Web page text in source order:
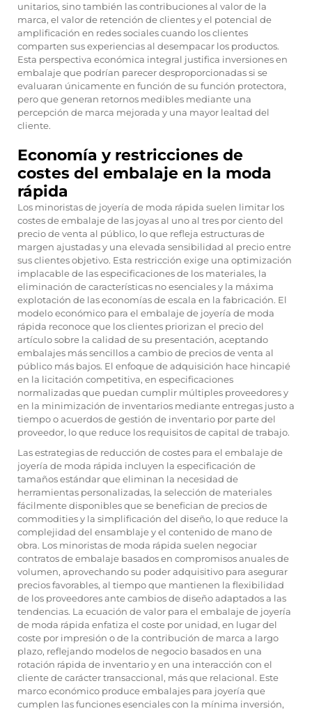
unitarios, sino también las contribuciones al valor de la
marca, el valor de retención de clientes y el potencial de
amplificación en redes sociales cuando los clientes
comparten sus experiencias al desempacar los productos.
Esta perspectiva económica integral justifica inversiones en
embalaje que podrían parecer desproporcionadas si se
evaluaran únicamente en función de su función protectora,
pero que generan retornos medibles mediante una
percepción de marca mejorada y una mayor lealtad del
cliente.
Economía y restricciones de
costes del embalaje en la moda
rápida
Los minoristas de joyería de moda rápida suelen limitar los
costes de embalaje de las joyas al uno al tres por ciento del
precio de venta al público, lo que refleja estructuras de
margen ajustadas y una elevada sensibilidad al precio entre
sus clientes objetivo. Esta restricción exige una optimización
implacable de las especificaciones de los materiales, la
eliminación de características no esenciales y la máxima
explotación de las economías de escala en la fabricación. El
modelo económico para el embalaje de joyería de moda
rápida reconoce que los clientes priorizan el precio del
artículo sobre la calidad de su presentación, aceptando
embalajes más sencillos a cambio de precios de venta al
público más bajos. El enfoque de adquisición hace hincapié
en la licitación competitiva, en especificaciones
normalizadas que puedan cumplir múltiples proveedores y
en la minimización de inventarios mediante entregas justo a
tiempo o acuerdos de gestión de inventario por parte del
proveedor, lo que reduce los requisitos de capital de trabajo.
Las estrategias de reducción de costes para el embalaje de
joyería de moda rápida incluyen la especificación de
tamaños estándar que eliminan la necesidad de
herramientas personalizadas, la selección de materiales
fácilmente disponibles que se benefician de precios de
commodities y la simplificación del diseño, lo que reduce la
complejidad del ensamblaje y el contenido de mano de
obra. Los minoristas de moda rápida suelen negociar
contratos de embalaje basados en compromisos anuales de
volumen, aprovechando su poder adquisitivo para asegurar
precios favorables, al tiempo que mantienen la flexibilidad
de los proveedores ante cambios de diseño adaptados a las
tendencias. La ecuación de valor para el embalaje de joyería
de moda rápida enfatiza el coste por unidad, en lugar del
coste por impresión o de la contribución de marca a largo
plazo, reflejando modelos de negocio basados en una
rotación rápida de inventario y en una interacción con el
cliente de carácter transaccional, más que relacional. Este
marco económico produce embalajes para joyería que
cumplen las funciones esenciales con la mínima inversión,